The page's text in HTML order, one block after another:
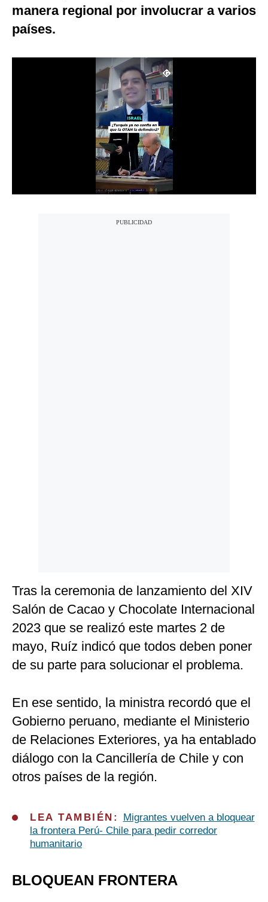
Tecnología
Club del Suscriptor
manera regional por involucrar a varios
países.
Tras la ceremonia de lanzamiento del XIV
Salón de Cacao y Chocolate Internacional
2023 que se realizó este martes 2 de
mayo, Ruíz indicó que todos deben poner
de su parte para solucionar el problema.
En ese sentido, la ministra recordó que el
Gobierno peruano, mediante el Ministerio
de Relaciones Exteriores, ya ha entablado
diálogo con la Cancillería de Chile y con
otros países de la región.
LEA TAMBIÉN:
Migrantes vuelven a bloquear
la frontera Perú- Chile para pedir corredor
humanitario
BLOQUEAN FRONTERA